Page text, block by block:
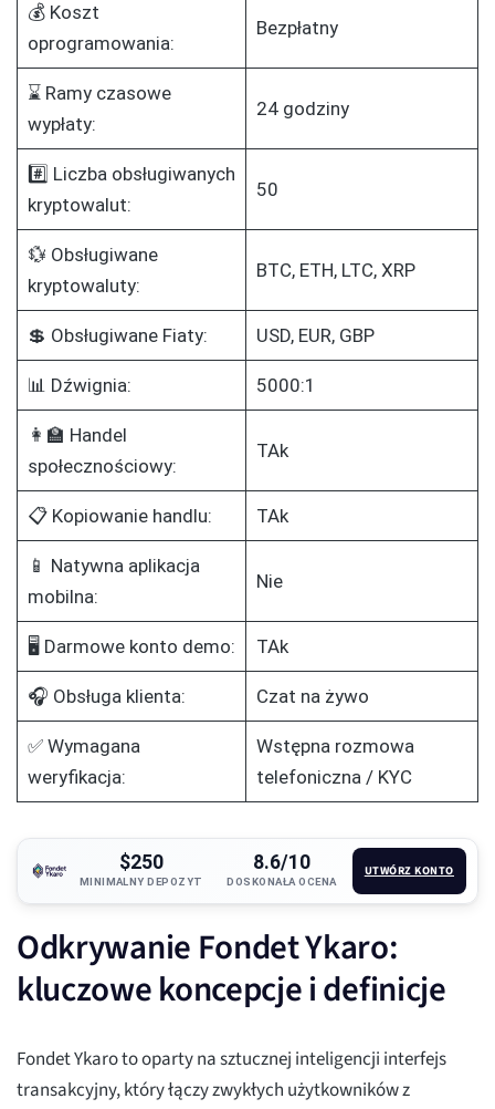
💰 Koszt
oprogramowania:
Bezpłatny
⌛ Ramy czasowe
wypłaty:
24 godziny
#️⃣ Liczba obsługiwanych
kryptowalut:
50
💱 Obsługiwane
kryptowaluty:
BTC, ETH, LTC, XRP
💲 Obsługiwane Fiaty: USD, EUR, GBP
📊 Dźwignia: 5000:1
👩‍🏫 Handel
społecznościowy:
TAk
📋 Kopiowanie handlu: TAk
📱 Natywna aplikacja
mobilna:
Nie
🖥️ Darmowe konto demo: TAk
🎧 Obsługa klienta: Czat na żywo
✅ Wymagana
weryfikacja:
Wstępna rozmowa
telefoniczna / KYC
$250
MINIMALNY DEPOZYT
8.6/10
DOSKONAŁA OCENA
UTWÓRZ KONTO
Odkrywanie Fondet Ykaro:
kluczowe koncepcje i definicje
Fondet Ykaro to oparty na sztucznej inteligencji interfejs
transakcyjny, który łączy zwykłych użytkowników z